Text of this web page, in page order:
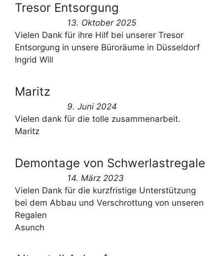
Tresor Entsorgung
13. Oktober 2025
Vielen Dank für ihre Hilf bei unserer Tresor
Entsorgung in unsere Büroräume in Düsseldorf
Ingrid Will
Maritz
9. Juni 2024
Vielen dank für die tolle zusammenarbeit.
Maritz
Demontage von Schwerlastregale
14. März 2023
Vielen Dank für die kurzfristige Unterstützung
bei dem Abbau und Verschrottung von unseren
Regalen
Asunch